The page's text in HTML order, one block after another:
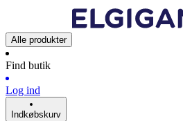
Alle produkter
Find butik
Log ind
Indkøbskurv